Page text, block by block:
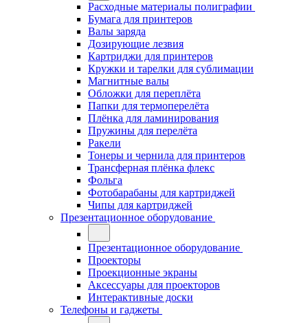
Расходные материалы полиграфии
Бумага для принтеров
Валы заряда
Дозирующие лезвия
Картриджи для принтеров
Кружки и тарелки для сублимации
Магнитные валы
Обложки для переплёта
Папки для термоперелёта
Плёнка для ламинирования
Пружины для перелёта
Ракели
Тонеры и чернила для принтеров
Трансферная плёнка флекс
Фольга
Фотобарабаны для картриджей
Чипы для картриджей
Презентационное оборудование
Презентационное оборудование
Проекторы
Проекционные экраны
Аксессуары для проекторов
Интерактивные доски
Телефоны и гаджеты